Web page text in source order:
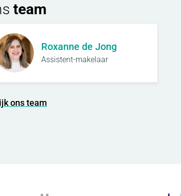
team
Roxanne de Jong
Assistent-makelaar
ons team